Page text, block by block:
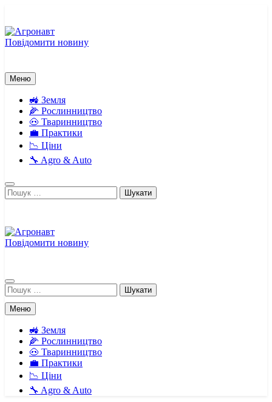
вмісту
Повідомити новину
Меню
🚜 Земля
🌽 Рослинництво
🐽 Тваринництво
💼 Практики
📉 Ціни
🔧 Agro & Auto
Пошук:
Повідомити новину
Пошук:
Меню
🚜 Земля
🌽 Рослинництво
🐽 Тваринництво
💼 Практики
📉 Ціни
🔧 Agro & Auto